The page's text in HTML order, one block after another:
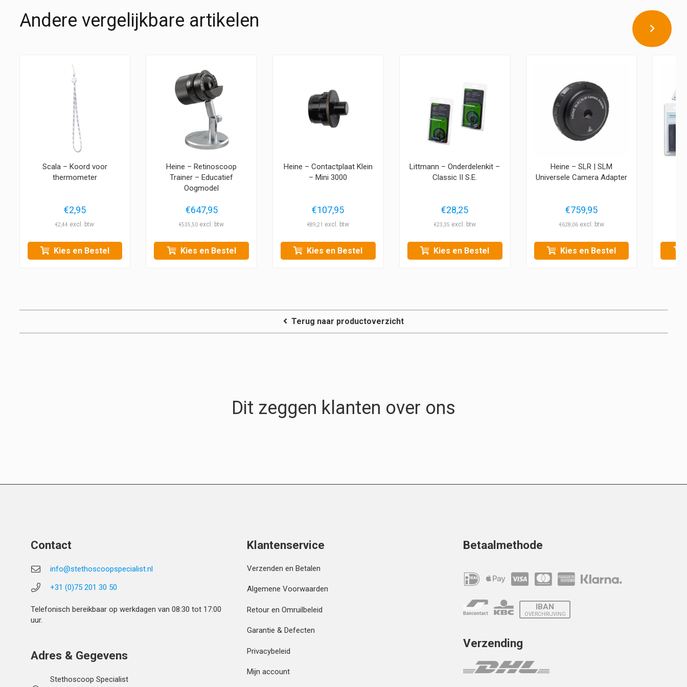
Andere vergelijkbare artikelen
Scala – Koord voor
thermometer
€2,95
€2,44
Kies en Bestel
Heine – Retinoscoop
Trainer – Educatief
Oogmodel
€647,95
€535,50
Kies en Bestel
Heine – Contactplaat Klein
– Mini 3000
€107,95
€89,21
Kies en Bestel
Littmann – Onderdelenkit –
Classic II S.E.
€28,25
€23,35
Kies en Bestel
Heine – SLR | SLM
Universele Camera Adapter
€759,95
€628,06
Kies en Bestel
Terug naar productoverzicht
Dit zeggen klanten over ons
Contact
info@stethoscoopspecialist.nl
+31 (0)75 201 30 50
Telefonisch bereikbaar op werkdagen van 08:30 tot 17:00
uur.
Adres & Gegevens
Stethoscoop Specialist
Klantenservice
Verzenden en Betalen
Algemene Voorwaarden
Retour en Omruilbeleid
Garantie & Defecten
Privacybeleid
Mijn account
Betaalmethode
IBAN
OVERCHRIJVING
Verzending